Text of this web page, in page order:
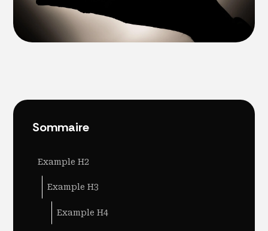
Sommaire
Example H2
Example H3
Example H4